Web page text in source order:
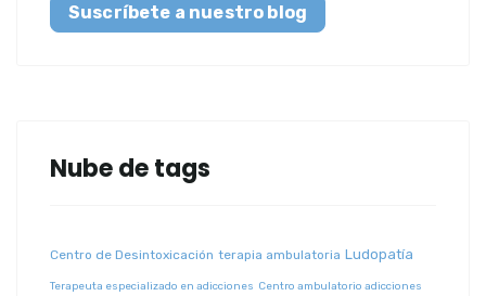
Suscríbete a nuestro blog
Nube de tags
Centro de Desintoxicación terapia ambulatoria Ludopatía
Terapeuta especializado en adicciones Centro ambulatorio adicciones